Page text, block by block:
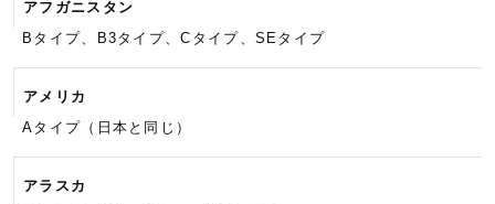
アフガニスタン
Bタイプ、B3タイプ、Cタイプ、 SEタイプ
アメリカ
Aタイプ（日本と同じ）
アラスカ